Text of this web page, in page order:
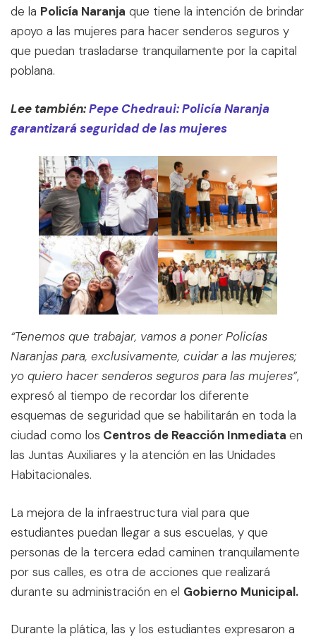
de la Policía Naranja que tiene la intención de brindar
apoyo a las mujeres para hacer senderos seguros y
que puedan trasladarse tranquilamente por la capital
poblana.
Lee también:Pepe Chedraui: Policía Naranja
garantizará seguridad de las mujeres
“Tenemos que trabajar, vamos a poner Policías
Naranjas para, exclusivamente, cuidar a las mujeres;
yo quiero hacer senderos seguros para las mujeres”,
expresó al tiempo de recordar los diferente
esquemas de seguridad que se habilitarán en toda la
ciudad como los Centros de Reacción Inmediata en
las Juntas Auxiliares y la atención en las Unidades
Habitacionales.
La mejora de la infraestructura vial para que
estudiantes puedan llegar a sus escuelas, y que
personas de la tercera edad caminen tranquilamente
por sus calles, es otra de acciones que realizará
durante su administración en el Gobierno Municipal.
Durante la plática, las y los estudiantes expresaron a